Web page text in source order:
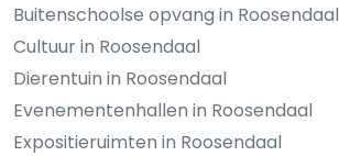
Buitenschoolse opvang in Roosendaal
Cultuur in Roosendaal
Dierentuin in Roosendaal
Evenementenhallen in Roosendaal
Expositieruimten in Roosendaal